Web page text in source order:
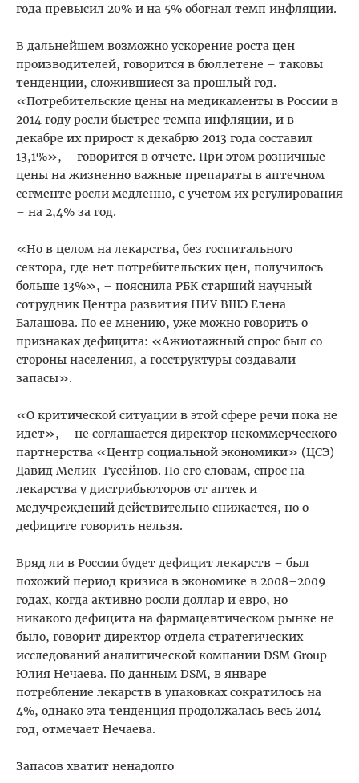
года превысил 20% и на 5% обогнал темп инфляции.
В дальнейшем возможно ускорение роста цен
производителей, говорится в бюллетене – таковы
тенденции, сложившиеся за прошлый год.
«Потребительские цены на медикаменты в России в
2014 году росли быстрее темпа инфляции, и в
декабре их прирост к декабрю 2013 года составил
13,1%», – говорится в отчете. При этом розничные
цены на жизненно важные препараты в аптечном
сегменте росли медленно, с учетом их регулирования
– на 2,4% за год.
«Но в целом на лекарства, без госпитального
сектора, где нет потребительских цен, получилось
больше 13%», – пояснила РБК старший научный
сотрудник Центра развития НИУ ВШЭ Елена
Балашова. По ее мнению, уже можно говорить о
признаках дефицита: «Ажиотажный спрос был со
стороны населения, а госструктуры создавали
запасы».
«О критической ситуации в этой сфере речи пока не
идет», – не соглашается директор некоммерческого
партнерства «Центр социальной экономики» (ЦСЭ)
Давид Мелик-Гусейнов. По его словам, спрос на
лекарства у дистрибьюторов от аптек и
медучреждений действительно снижается, но о
дефиците говорить нельзя.
Вряд ли в России будет дефицит лекарств – был
похожий период кризиса в экономике в 2008–2009
годах, когда активно росли доллар и евро, но
никакого дефицита на фармацевтическом рынке не
было, говорит директор отдела стратегических
исследований аналитической компании DSM Group
Юлия Нечаева. По данным DSM, в январе
потребление лекарств в упаковках сократилось на
4%, однако эта тенденция продолжалась весь 2014
год, отмечает Нечаева.
Запасов хватит ненадолго